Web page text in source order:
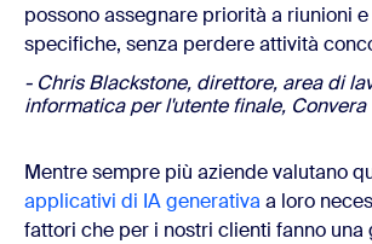
possono assegnare priorità a riunioni
specifiche, senza perdere attività
- Chris Blackstone, direttore, area di
informatica per l'utente finale, Convera
Mentre sempre più aziende valutano
applicativi di IA generativa a loro
fattori che per i nostri clienti fanno una